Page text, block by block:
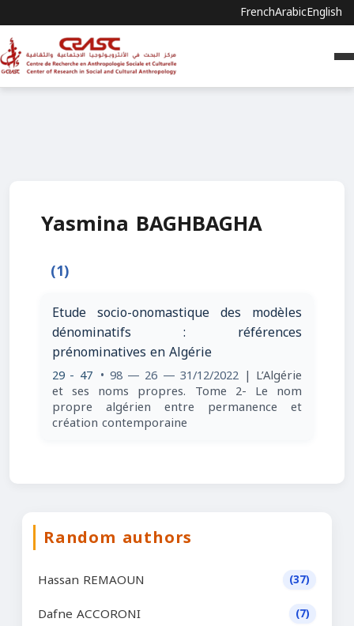
FrenchArabicEnglish
Yasmina BAGHBAGHA
(1)
Etude socio-onomastique des modèles
dénominatifs : références
prénominatives en Algérie
29 - 47 • 98 — 26 — 31/12/2022 | L’Algérie
et ses noms propres. Tome 2- Le nom
propre algérien entre permanence et
création contemporaine
Random authors
Hassan REMAOUN (37)
Dafne ACCORONI (7)